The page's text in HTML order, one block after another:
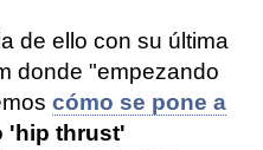
de ello con su última
donde "empezando
cómo se pone a
'hip thrust'